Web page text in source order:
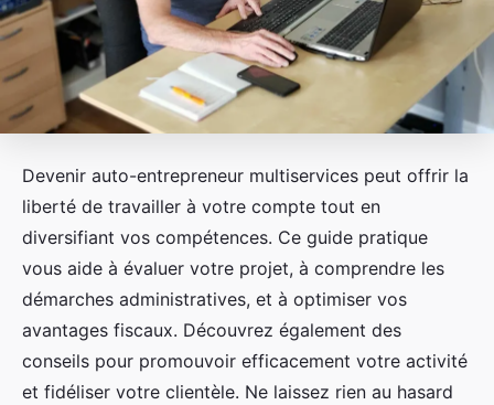
Devenir auto-entrepreneur multiservices peut offrir la
liberté de travailler à votre compte tout en
diversifiant vos compétences. Ce guide pratique
vous aide à évaluer votre projet, à comprendre les
démarches administratives, et à optimiser vos
avantages fiscaux. Découvrez également des
conseils pour promouvoir efficacement votre activité
et fidéliser votre clientèle. Ne laissez rien au hasard